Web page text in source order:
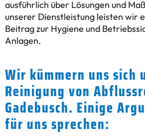
ausführlich über Lösungen und
unserer Dienstleistung leisten wir
Beitrag zur Hygiene und
Anlagen.
Wir kümmern uns sich
Reinigung von
Gadebusch. Einige
für uns sprechen: